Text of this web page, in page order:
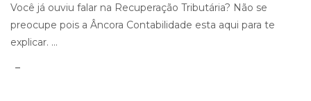
Você já ouviu falar na Recuperação Tributária? Não se
preocupe pois a Âncora Contabilidade esta aqui para te
explicar. ...